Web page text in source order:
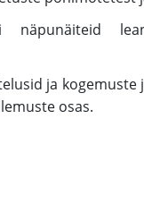
näpunäiteid
ja
osas.